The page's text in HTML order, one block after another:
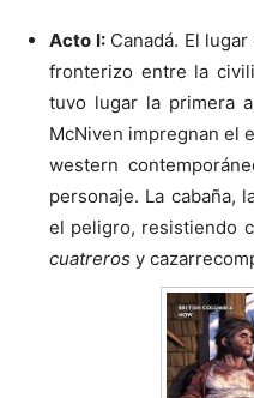
Acto I:Canadá. El
fronterizo entre la
tuvo lugar la primera
McNiven impregnan el
western
personaje. La cabaña,
el peligro, resistiendo
cuatreros y